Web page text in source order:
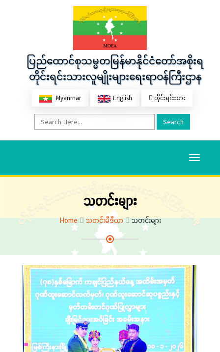
ပြည်ထောင်စုသမ္မတမြန်မာနိုင်ငံတော်အစိုးရ
တိုင်းရင်းသားလူမျိုးများရေးရာဝန်ကြီးဌာန
Myanmar English တိုင်းရင်းသား
Search
Toggle
သတင်းများ
Home သတင်းမီဒီယာ သတင်းများ